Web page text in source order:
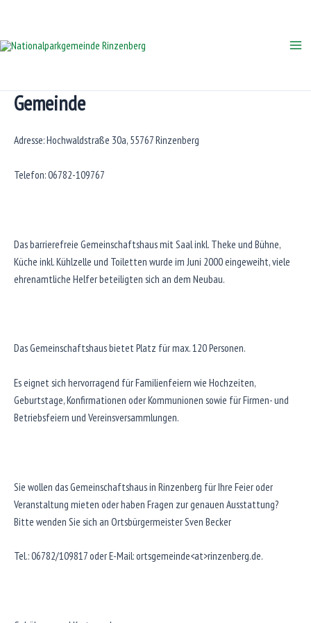
springen
Gemeinde
Adresse: Hochwaldstraße 30a, 55767 Rinzenberg
Telefon: 06782-109767
Das barrierefreie Gemeinschaftshaus mit Saal inkl. Theke und Bühne,
Küche inkl. Kühlzelle und Toiletten wurde im Juni 2000 eingeweiht, viele
ehrenamtliche Helfer beteiligten sich an dem Neubau.
Das Gemeinschaftshaus bietet Platz für max. 120 Personen.
Es eignet sich hervorragend für Familienfeiern wie Hochzeiten,
Geburtstage, Konfirmationen oder Kommunionen sowie für Firmen- und
Betriebsfeiern und Vereinsversammlungen.
Sie wollen das Gemeinschaftshaus in Rinzenberg für Ihre Feier oder
Veranstaltung mieten oder haben Fragen zur genauen Ausstattung?
Bitte wenden Sie sich an Ortsbürgermeister Sven Becker
Tel.: 06782/109817 oder E-Mail: ortsgemeinde<at>rinzenberg.de.